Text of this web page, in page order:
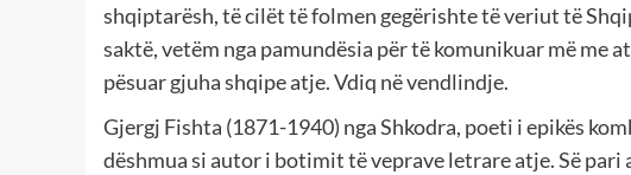
shqiptarësh, të cilët të folmen gegërishte të veriut të
saktë, vetëm nga pamundësia për të komunikuar më me
pësuar gjuha shqipe atje. Vdiq në vendlindje.
Gjergj Fishta (1871-1940) nga Shkodra, poeti i epikës
dëshmua si autor i botimit të veprave letrare atje. Së